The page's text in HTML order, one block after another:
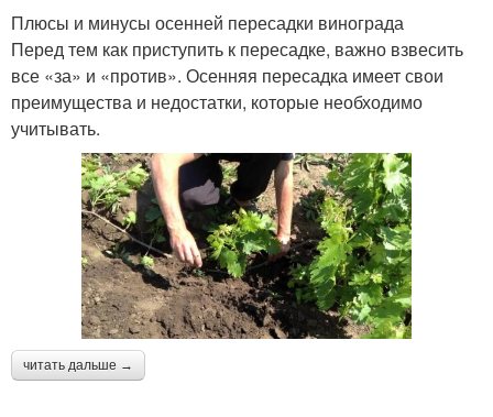
Плюсы и минусы осенней пересадки винограда
Перед тем как приступить к пересадке, важно взвесить
все «за» и «против». Осенняя пересадка имеет свои
преимущества и недостатки, которые необходимо
учитывать.
читать дальше →